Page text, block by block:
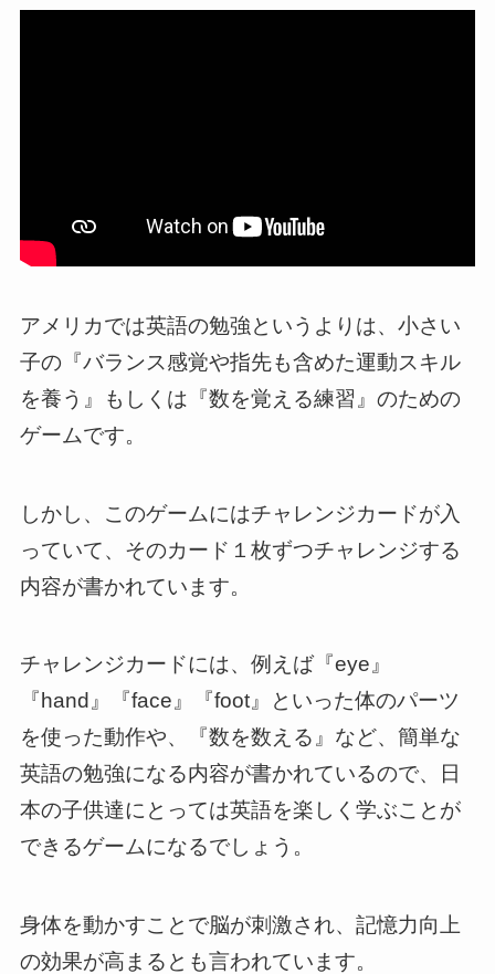
アメリカでは英語の勉強というよりは、小さい
子の『バランス感覚や指先も含めた運動スキル
を養う』もしくは『数を覚える練習』のための
ゲームです。
しかし、このゲームにはチャレンジカードが入
っていて、そのカード１枚ずつチャレンジする
内容が書かれています。
チャレンジカードには、例えば『eye』
『hand』『face』『foot』といった体のパーツ
を使った動作や、『数を数える』など、簡単な
英語の勉強になる内容が書かれているので、日
本の子供達にとっては英語を楽しく学ぶことが
できるゲームになるでしょう。
身体を動かすことで脳が刺激され、記憶力向上
の効果が高まるとも言われています。